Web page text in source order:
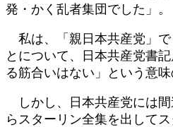
発・かく乱者集団でした」。
私は、「親日本共産党」で
とについて、日本共産党書
る筋合いはない」という意
しかし、日本共産党には間
らスターリン全集を出して